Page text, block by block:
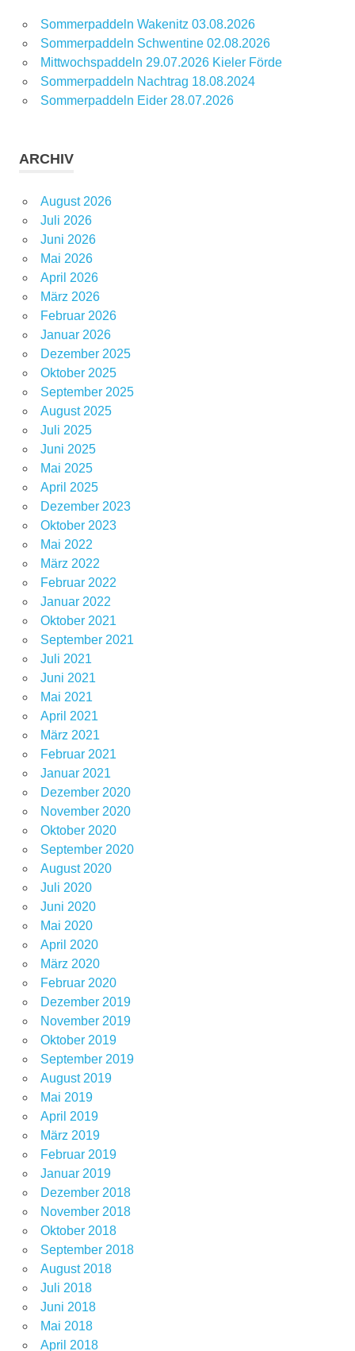
Sommerpaddeln Wakenitz 03.08.2026
Sommerpaddeln Schwentine 02.08.2026
Mittwochspaddeln 29.07.2026 Kieler Förde
Sommerpaddeln Nachtrag 18.08.2024
Sommerpaddeln Eider 28.07.2026
ARCHIV
August 2026
Juli 2026
Juni 2026
Mai 2026
April 2026
März 2026
Februar 2026
Januar 2026
Dezember 2025
Oktober 2025
September 2025
August 2025
Juli 2025
Juni 2025
Mai 2025
April 2025
Dezember 2023
Oktober 2023
Mai 2022
März 2022
Februar 2022
Januar 2022
Oktober 2021
September 2021
Juli 2021
Juni 2021
Mai 2021
April 2021
März 2021
Februar 2021
Januar 2021
Dezember 2020
November 2020
Oktober 2020
September 2020
August 2020
Juli 2020
Juni 2020
Mai 2020
April 2020
März 2020
Februar 2020
Dezember 2019
November 2019
Oktober 2019
September 2019
August 2019
Mai 2019
April 2019
März 2019
Februar 2019
Januar 2019
Dezember 2018
November 2018
Oktober 2018
September 2018
August 2018
Juli 2018
Juni 2018
Mai 2018
April 2018